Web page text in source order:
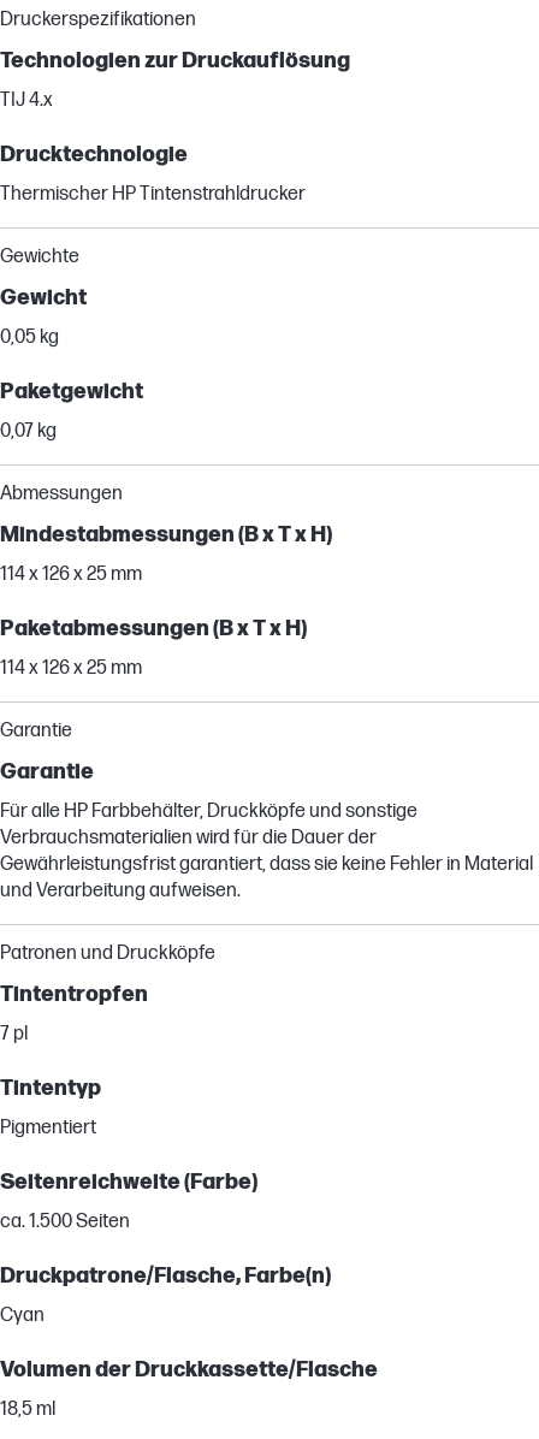
Druckerspezifikationen
Technologien zur Druckauflösung
TIJ 4.x
Drucktechnologie
Thermischer HP Tintenstrahldrucker
Gewichte
Gewicht
0,05 kg
Paketgewicht
0,07 kg
Abmessungen
Mindestabmessungen (B x T x H)
114 x 126 x 25 mm
Paketabmessungen (B x T x H)
114 x 126 x 25 mm
Garantie
Garantie
Für alle HP Farbbehälter, Druckköpfe und sonstige
Verbrauchsmaterialien wird für die Dauer der
Gewährleistungsfrist garantiert, dass sie keine Fehler in Material
und Verarbeitung aufweisen.
Patronen und Druckköpfe
Tintentropfen
7 pl
Tintentyp
Pigmentiert
Seitenreichweite (Farbe)
ca. 1.500 Seiten
Druckpatrone/Flasche, Farbe(n)
Cyan
Volumen der Druckkassette/Flasche
18,5 ml